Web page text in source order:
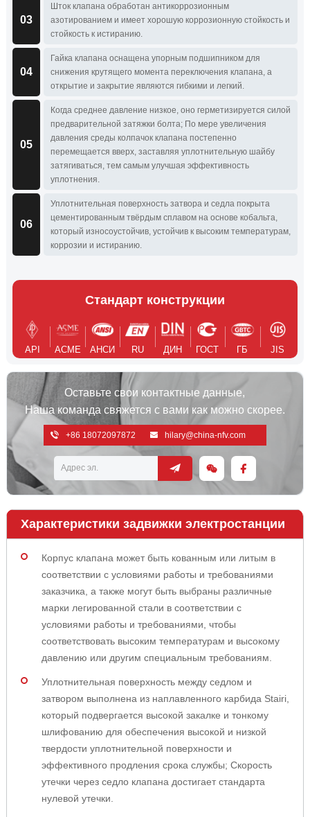
03
Шток клапана обработан антикоррозионным
азотированием и имеет хорошую коррозионную стойкость и
стойкость к истиранию.
04
Гайка клапана оснащена упорным подшипником для
снижения крутящего момента переключения клапана, а
открытие и закрытие являются гибкими и легкий.
05
Когда среднее давление низкое, оно герметизируется силой
предварительной затяжки болта; По мере увеличения
давления среды колпачок клапана постепенно
перемещается вверх, заставляя уплотнительную шайбу
затягиваться, тем самым улучшая эффективность
уплотнения.
06
Уплотнительная поверхность затвора и седла покрыта
цементированным твёрдым сплавом на основе кобальта,
который износоустойчив, устойчив к высоким температурам,
коррозии и истиранию.
Стандарт конструкции
API АСМЕ АНСИ RU ДИН ГОСТ ГБ JIS
Оставьте свои контактные данные,
Наша команда свяжется с вами как можно скорее.
+86 18072097872 hilary@china-nfv.com
Характеристики задвижки электростанции
Корпус клапана может быть кованным или литым в
соответствии с условиями работы и требованиями
заказчика, а также могут быть выбраны различные
марки легированной стали в соответствии с
условиями работы и требованиями, чтобы
соответствовать высоким температурам и высокому
давлению или другим специальным требованиям.
Уплотнительная поверхность между седлом и
затвором выполнена из наплавленного карбида Stairi,
который подвергается высокой закалке и тонкому
шлифованию для обеспечения высокой и низкой
твердости уплотнительной поверхности и
эффективного продления срока службы; Скорость
утечки через седло клапана достигает стандарта
нулевой утечки.